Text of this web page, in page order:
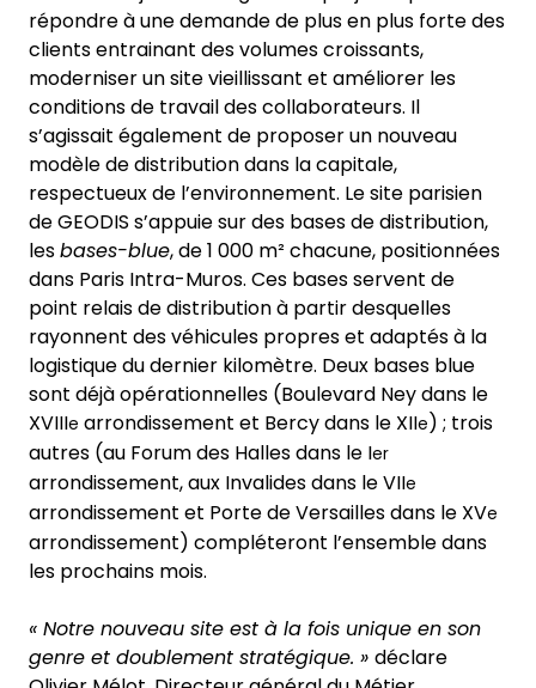
répondre à une demande de plus en plus forte des
clients entrainant des volumes croissants,
moderniser un site vieillissant et améliorer les
conditions de travail des collaborateurs. Il
s’agissait également de proposer un nouveau
modèle de distribution dans la capitale,
respectueux de l’environnement. Le site parisien
de GEODIS s’appuie sur des bases de distribution,
lesbases-blue, de 1 000 m² chacune, positionnées
dans Paris Intra-Muros. Ces bases servent de
point relais de distribution à partir desquelles
rayonnent des véhicules propres et adaptés à la
logistique du dernier kilomètre. Deux bases blue
sont déjà opérationnelles (Boulevard Ney dans le
XVIIIe arrondissement et Bercy dans le XIIe) ; trois
autres (au Forum des Halles dans le Ier
arrondissement, aux Invalides dans le VIIe
arrondissement et Porte de Versailles dans le XVe
arrondissement) compléteront l’ensemble dans
les prochains mois.
« Notre nouveau site est à la fois unique en son
genre et doublement stratégique. » déclare